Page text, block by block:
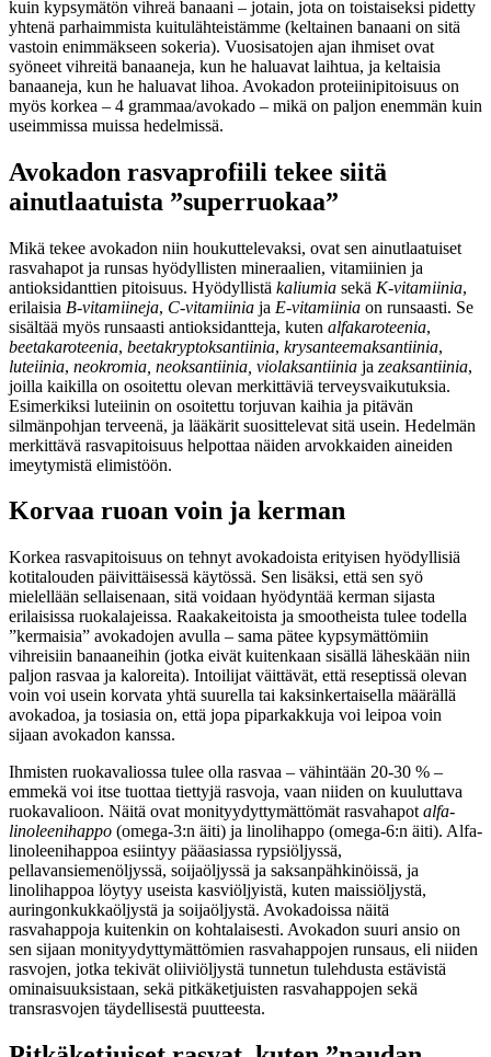
kuin kypsymätön vihreä banaani – jotain, jota on toistaiseksi pidetty
yhtenä parhaimmista kuitulähteistämme (keltainen banaani on sitä
vastoin enimmäkseen sokeria). Vuosisatojen ajan ihmiset ovat
syöneet vihreitä banaaneja, kun he haluavat laihtua, ja keltaisia ​​
banaaneja, kun he haluavat lihoa. Avokadon proteiinipitoisuus on
myös korkea – 4 grammaa/avokado – mikä on paljon enemmän kuin
useimmissa muissa hedelmissä.
Avokadon rasvaprofiili tekee siitä
ainutlaatuista ”superruokaa”
Mikä tekee avokadon niin houkuttelevaksi, ovat sen ainutlaatuiset
rasvahapot ja runsas hyödyllisten mineraalien, vitamiinien ja
antioksidanttien pitoisuus. Hyödyllistä kaliumia sekä K-vitamiinia,
erilaisia ​​ B-vitamiineja, C-vitamiinia ja E-vitamiinia on runsaasti. Se
sisältää myös runsaasti antioksidantteja, kuten alfakaroteenia,
beetakaroteenia, beetakryptoksantiinia, krysanteemaksantiinia,
luteiinia, neokromia, neoksantiinia, violaksantiinia ja zeaksantiinia,
joilla kaikilla on osoitettu olevan merkittäviä terveysvaikutuksia.
Esimerkiksi luteiinin on osoitettu torjuvan kaihia ja pitävän
silmänpohjan terveenä, ja lääkärit suosittelevat sitä usein. Hedelmän
merkittävä rasvapitoisuus helpottaa näiden arvokkaiden aineiden
imeytymistä elimistöön.
Korvaa ruoan voin ja kerman
Korkea rasvapitoisuus on tehnyt avokadoista erityisen hyödyllisiä
kotitalouden päivittäisessä käytössä. Sen lisäksi, että sen syö
mielellään sellaisenaan, sitä voidaan hyödyntää kerman sijasta
erilaisissa ruokalajeissa. Raakakeitoista ja smootheista tulee todella
”kermaisia” avokadojen avulla – sama pätee kypsymättömiin
vihreisiin banaaneihin (jotka eivät kuitenkaan sisällä läheskään niin
paljon rasvaa ja kaloreita). Intoilijat väittävät, että reseptissä olevan
voin voi usein korvata yhtä suurella tai kaksinkertaisella määrällä
avokadoa, ja tosiasia on, että jopa piparkakkuja voi leipoa voin
sijaan avokadon kanssa.
Ihmisten ruokavaliossa tulee olla rasvaa – vähintään 20-30 % –
emmekä voi itse tuottaa tiettyjä rasvoja, vaan niiden on kuuluttava
ruokavalioon. Näitä ovat monityydyttymättömät rasvahapot alfa-
linoleenihappo (omega-3:n äiti) ja linolihappo (omega-6:n äiti). Alfa-
linoleenihappoa esiintyy pääasiassa rypsiöljyssä,
pellavansiemenöljyssä, soijaöljyssä ja saksanpähkinöissä, ja
linolihappoa löytyy useista kasviöljyistä, kuten maissiöljystä,
auringonkukkaöljystä ja soijaöljystä. Avokadoissa näitä
rasvahappoja kuitenkin on kohtalaisesti. Avokadon suuri ansio on
sen sijaan monityydyttymättömien rasvahappojen runsaus, eli niiden
rasvojen, jotka tekivät oliiviöljystä tunnetun tulehdusta estävistä
ominaisuuksistaan, ​​sekä pitkäketjuisten rasvahappojen sekä
transrasvojen täydellisestä puutteesta.